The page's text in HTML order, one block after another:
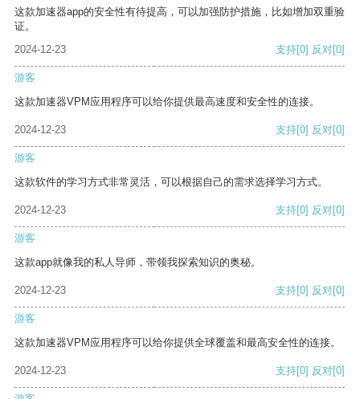
这款加速器app的安全性有待提高，可以加强防护措施，比如增加双重验
证。
2024-12-23
支持[0] 反对[0]
游客
这款加速器VPM应用程序可以给你提供最高速度和安全性的连接。
2024-12-23 支持[0] 反对[0]
游客
这款软件的学习方式非常灵活，可以根据自己的需求选择学习方式。
2024-12-23 支持[0] 反对[0]
游客
这款app就像我的私人导师，带领我探索知识的奥秘。
2024-12-23 支持[0] 反对[0]
游客
这款加速器VPM应用程序可以给你提供全球覆盖和最高安全性的连接。
2024-12-23 支持[0] 反对[0]